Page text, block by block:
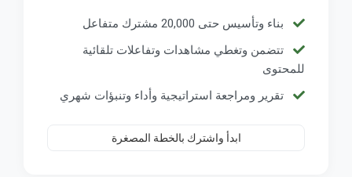
بناء وتأسيس حتى 20,000 مشترك متفاعل
تتضمن وتغطي مشاهدات وتفاعلات تلقائية
للمحتوى
تقرير ومراجعة استراتيجية وأداء وتنبؤات شهري
ابدأ واشترك بالخطة المصغرة